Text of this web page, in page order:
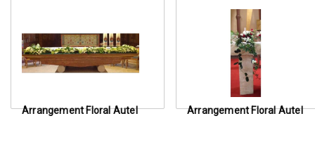
Arrangement Floral Autel Arrangement Floral Autel